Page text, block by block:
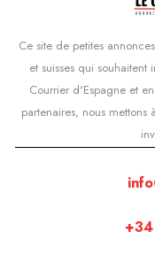
Ce site de petites
et suisses qui
Courrier d'Espagne et
partenaires, nous mettons